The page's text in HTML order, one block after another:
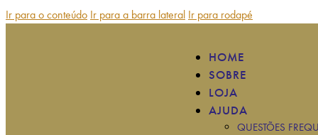
Ir para o conteúdo Ir para a barra lateral Ir para rodapé
HOME
SOBRE
LOJA
AJUDA
QUESTÕES